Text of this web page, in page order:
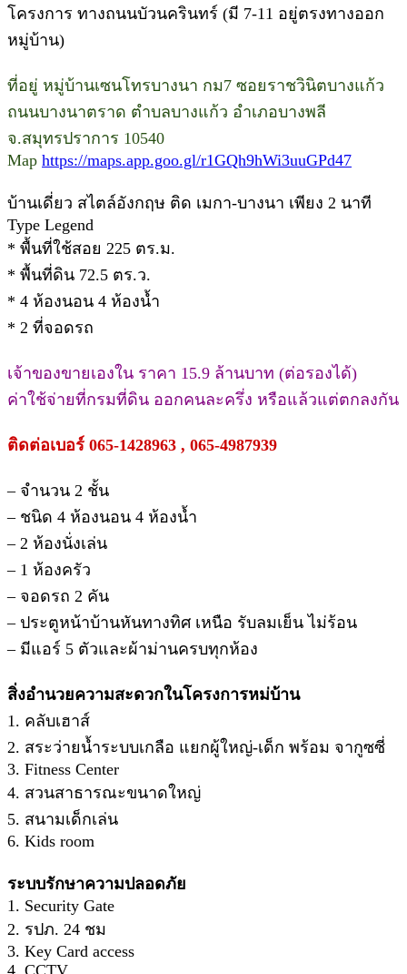
โครงการ ทางถนนบัวนครินทร์ (มี 7-11 อยู่ตรงทางออก
หมู่บ้าน)
ที่อยู่ หมู่บ้านเซนโทรบางนา กม7 ซอยราชวินิตบางแก้ว
ถนนบางนาตราด ตำบลบางแก้ว อำเภอบางพลี
จ.สมุทรปราการ 10540
Map https://maps.app.goo.gl/r1GQh9hWi3uuGPd47
บ้านเดี่ยว สไตล์อังกฤษ ติด เมกา-บางนา เพียง 2 นาที
Type Legend
* พื้นที่ใช้สอย 225 ตร.ม.
* พื้นที่ดิน 72.5 ตร.ว.
* 4 ห้องนอน 4 ห้องน้ำ
* 2 ที่จอดรถ
เจ้าของขายเองใน ราคา 15.9 ล้านบาท (ต่อรองได้)
ค่าใช้จ่ายที่กรมที่ดิน ออกคนละครึ่ง หรือแล้วแต่ตกลงกัน
ติดต่อเบอร์ 065-1428963 , 065-4987939
– จำนวน 2 ชั้น
– ชนิด 4 ห้องนอน 4 ห้องน้ำ
– 2 ห้องนั่งเล่น
– 1 ห้องครัว
– จอดรถ 2 คัน
– ประตูหน้าบ้านหันทางทิศ เหนือ รับลมเย็น ไม่ร้อน
– มีแอร์ 5 ตัวและผ้าม่านครบทุกห้อง
สิ่งอำนวยความสะดวกในโครงการหม่บ้าน
1. คลับเฮาส์
2. สระว่ายน้ำระบบเกลือ แยกผู้ใหญ่-เด็ก พร้อม จากูซซี่
3. Fitness Center
4. สวนสาธารณะขนาดใหญ่
5. สนามเด็กเล่น
6. Kids room
ระบบรักษาความปลอดภัย
1. Security Gate
2. รปภ. 24 ชม
3. Key Card access
4. CCTV